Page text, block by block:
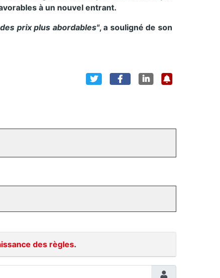
à un nouvel entrant.
prix plus abordables", a souligné de son
des règles.